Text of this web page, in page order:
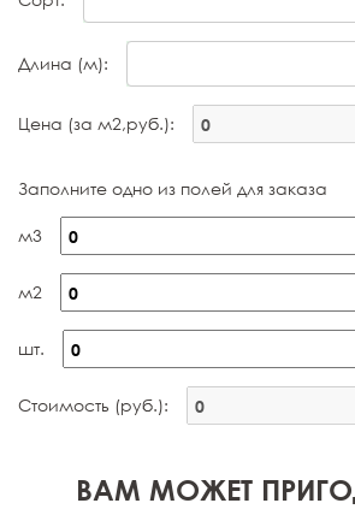
Длина (м):
Цена (за м2,руб.):
Заполните одно из полей для заказа
м3
м2
шт.
Стоимость (руб.):
ВАМ МОЖЕТ